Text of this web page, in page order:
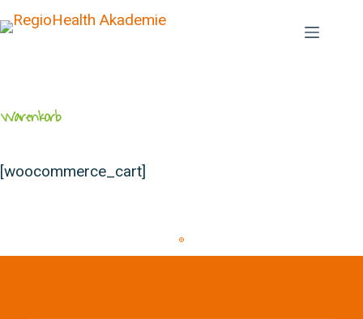
Warenkorb
[woocommerce_cart]